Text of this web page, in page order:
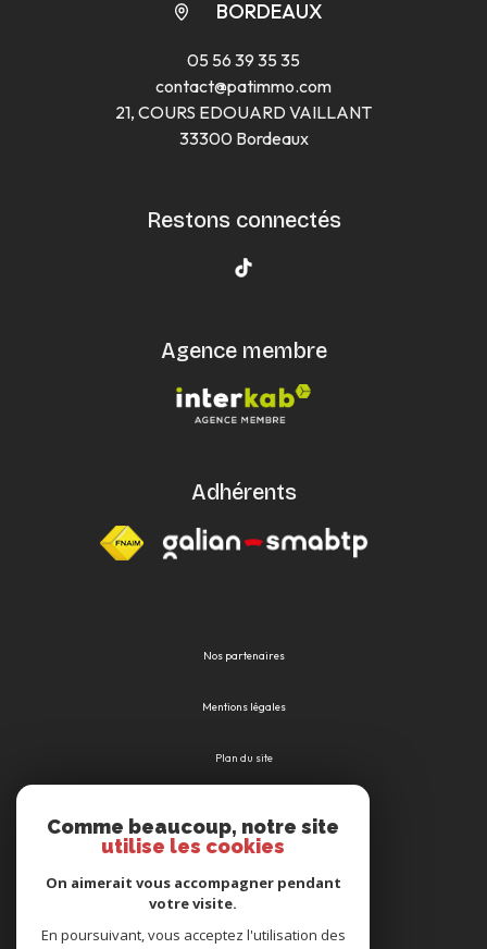
BORDEAUX
05 56 39 35 35
contact@patimmo.com
21, COURS EDOUARD VAILLANT
33300 Bordeaux
Restons connectés
Agence membre
Adhérents
Nos partenaires
Mentions légales
Plan du site
Politique RGPD
Comme beaucoup, notre site
utilise les cookies
On aimerait vous accompagner pendant
votre visite.
En poursuivant, vous acceptez l'utilisation des